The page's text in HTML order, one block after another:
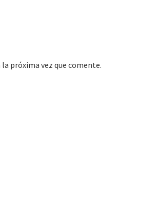
próxima vez que comente.